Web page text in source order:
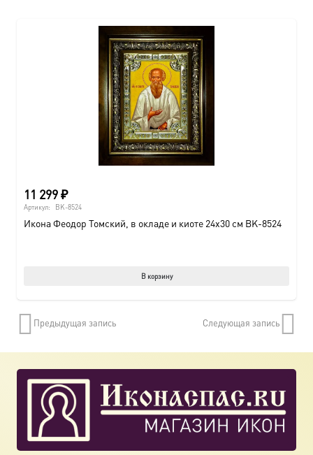
11 299₽
Артикул: BK-8524
Икона Феодор Томский, в окладе и киоте 24х30 см BK-8524
В корзину
Предыдущая запись Следующая запись